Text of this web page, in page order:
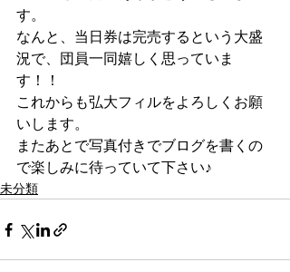
す。
なんと、当日券は完売するという大盛
況で、団員一同嬉しく思っていま
す！！
これからも弘大フィルをよろしくお願
いします。
またあとで写真付きでブログを書くの
で楽しみに待っていて下さい♪
未分類